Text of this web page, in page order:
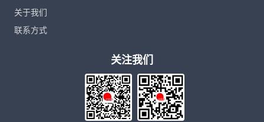
关于我们
联系方式
关注我们